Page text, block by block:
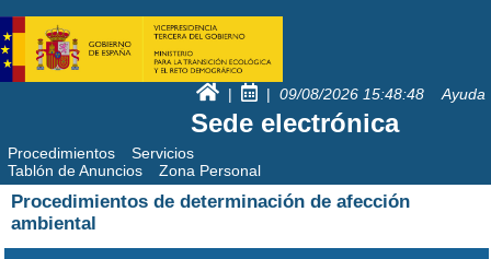
| | 09/08/2026 15:48:49 Ayuda
Sede electrónica
Procedimientos
Servicios
Tablón de Anuncios
Zona Personal
Procedimientos de determinación de afección
ambiental